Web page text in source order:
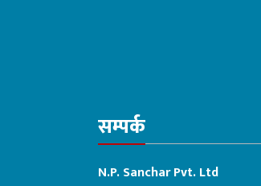
सम्पर्क
N.P. Sanchar Pvt. Ltd